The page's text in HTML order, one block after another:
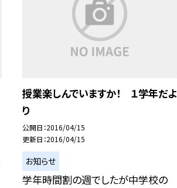
授業楽しんでいますか！ １学年だよ
り
公開日 2016/04/15
更新日 2016/04/15
お知らせ
学年時間割の週でしたが中学校の